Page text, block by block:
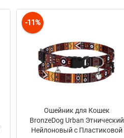
-11%
Ошейник для Кошек
BronzeDog Urban Этнический
Нейлоновый c Пластиковой